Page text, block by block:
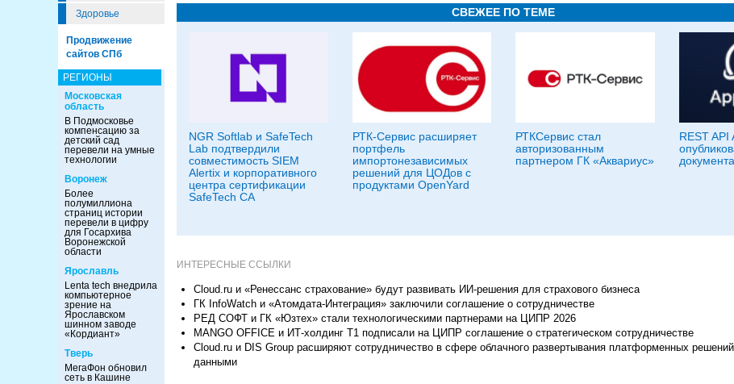
Здоровье
Продвижение
сайтов СПб
РЕГИОНЫ
Московская
область
В Подмосковье
компенсацию за
детский сад
перевели на умные
технологии
Воронеж
Более
полумиллиона
страниц истории
перевели в цифру
для Госархива
Воронежской
области
Ярославль
Lenta tech внедрила
компьютерное
зрение на
Ярославском
шинном заводе
«Кордиант»
Тверь
МегаФон обновил
сеть в Кашине
СВЕЖЕЕ ПО ТЕМЕ
NGR Softlab и SafeTech
Lab подтвердили
совместимость SIEM
Alertix и корпоративного
центра сертификации
SafeTech CA
РТК-Сервис расширяет
портфель
импортонезависимых
решений для ЦОДов с
продуктами OpenYard
РТКСервис стал
авторизованным
партнером ГК «Аквариус»
REST API
ИНТЕРЕСНЫЕ ССЫЛКИ
Cloud.ru и «Ренессанс страхование» будут развивать ИИ-решения для страхового бизнеса
ГК InfoWatch и «Атомдата-Интеграция» заключили соглашение о сотрудничестве
РЕД СОФТ и ГК «Юзтех» стали технологическими партнерами на ЦИПР 2026
MANGO OFFICE и ИТ-холдинг Т1 подписали на ЦИПР соглашение о стратегическом сотрудничестве
Cloud.ru и DIS Group расширяют сотрудничество в сфере облачного развертывания платформенных
данными